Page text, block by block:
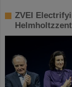
ZVEI